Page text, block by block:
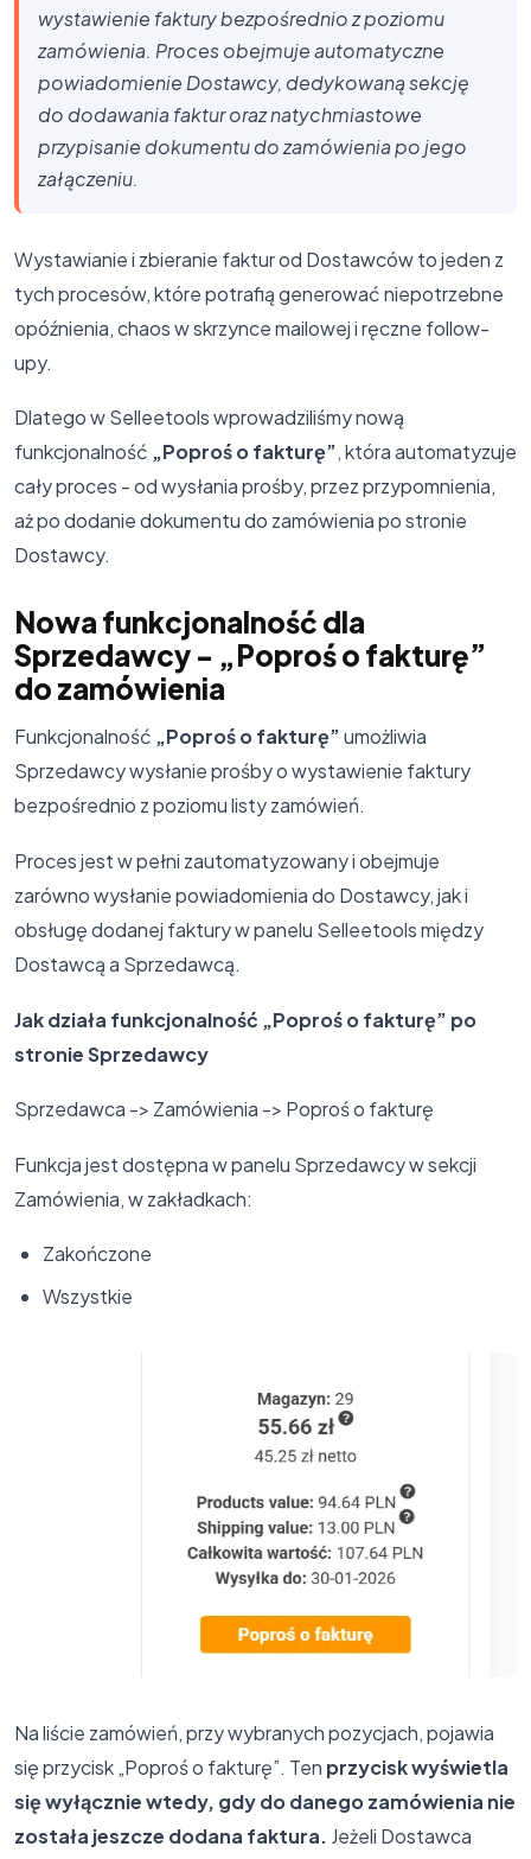
wystawienie faktury bezpośrednio z poziomu
zamówienia. Proces obejmuje automatyczne
powiadomienie Dostawcy, dedykowaną sekcję
do dodawania faktur oraz natychmiastowe
przypisanie dokumentu do zamówienia po jego
załączeniu.
Wystawianie i zbieranie faktur od Dostawców to jeden z
tych procesów, które potrafią generować niepotrzebne
opóźnienia, chaos w skrzynce mailowej i ręczne follow-
upy.
Dlatego w Selleetools wprowadziliśmy nową
funkcjonalność „Poproś o fakturę”, która automatyzuje
cały proces - od wysłania prośby, przez przypomnienia,
aż po dodanie dokumentu do zamówienia po stronie
Dostawcy.
Nowa funkcjonalność dla
Sprzedawcy - „Poproś o fakturę”
do zamówienia
Funkcjonalność „Poproś o fakturę”umożliwia
Sprzedawcy wysłanie prośby o wystawienie faktury
bezpośrednio z poziomu listy zamówień.
Proces jest w pełni zautomatyzowany i obejmuje
zarówno wysłanie powiadomienia do Dostawcy, jak i
obsługę dodanej faktury w panelu Selleetools między
Dostawcą a Sprzedawcą.
Jak działa funkcjonalność „Poproś o fakturę” po
stronie Sprzedawcy
Sprzedawca -> Zamówienia -> Poproś o fakturę
Funkcja jest dostępna w panelu Sprzedawcy w sekcji
Zamówienia, w zakładkach:
Zakończone
Wszystkie
Na liście zamówień, przy wybranych pozycjach, pojawia
się przycisk „Poproś o fakturę”. Ten przycisk wyświetla
się wyłącznie wtedy, gdy do danego zamówienia nie
została jeszcze dodana faktura. Jeżeli Dostawca